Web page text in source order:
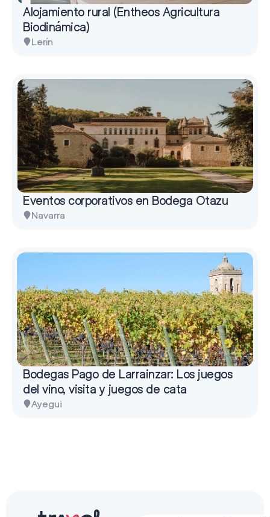
Alojamiento rural (Entheos Agricultura
Biodinámica)
Lerín
Eventos corporativos en Bodega Otazu
Navarra
Bodegas Pago de Larrainzar: Los juegos
del vino, visita y juegos de cata
Ayegui